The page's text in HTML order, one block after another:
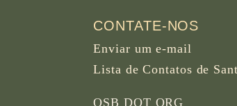
CONTATE-NOS
Enviar um e-mail
Lista de Contatos de
OSB DOT ORG